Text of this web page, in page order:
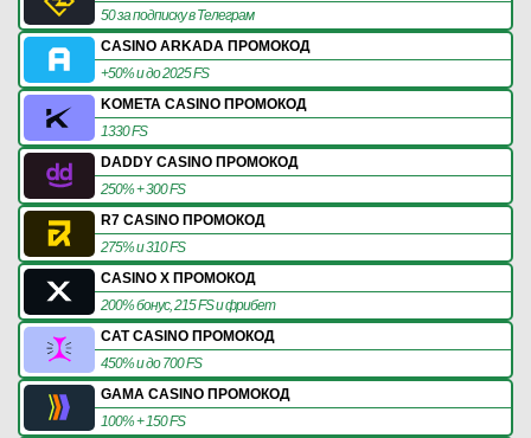
50 за подписку в Телеграм
CASINO ARKADA ПРОМОКОД
+50% и до 2025 FS
KOMETA CASINO ПРОМОКОД
1330 FS
DADDY CASINO ПРОМОКОД
250% + 300 FS
R7 CASINO ПРОМОКОД
275% и 310 FS
CASINO X ПРОМОКОД
200% бонус, 215 FS и фрибет
CAT CASINO ПРОМОКОД
450% и до 700 FS
GAMA CASINO ПРОМОКОД
100% + 150 FS